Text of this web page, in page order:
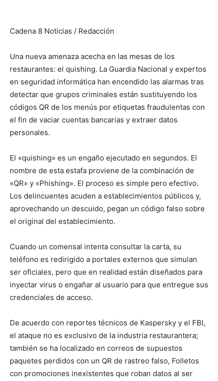
Cadena 8 Noticias / Redacción
Una nueva amenaza acecha en las mesas de los
restaurantes: el quishing. La Guardia Nacional y expertos
en seguridad informática han encendido las alarmas tras
detectar que grupos criminales están sustituyendo los
códigos QR de los menús por etiquetas fraudulentas con
el fin de vaciar cuentas bancarias y extraer datos
personales.
El «quishing» es un engaño ejecutado en segundos. El
nombre de esta estafa proviene de la combinación de
«QR» y «Phishing». El proceso es simple pero efectivo.
Los delincuentes acuden a establecimientos públicos y,
aprovechando un descuido, pegan un código falso sobre
el original del establecimiento.
Cuando un comensal intenta consultar la carta, su
teléfono es redirigido a portales externos que simulan
ser oficiales, pero que en realidad están diseñados para
inyectar virus o engañar al usuario para que entregue sus
credenciales de acceso.
De acuerdo con reportes técnicos de Kaspersky y el FBI,
el ataque no es exclusivo de la industria restaurantera;
también se ha localizado en correos de supuestos
paquetes perdidos con un QR de rastreo falso, Folletos
con promociones inexistentes que roban datos al ser